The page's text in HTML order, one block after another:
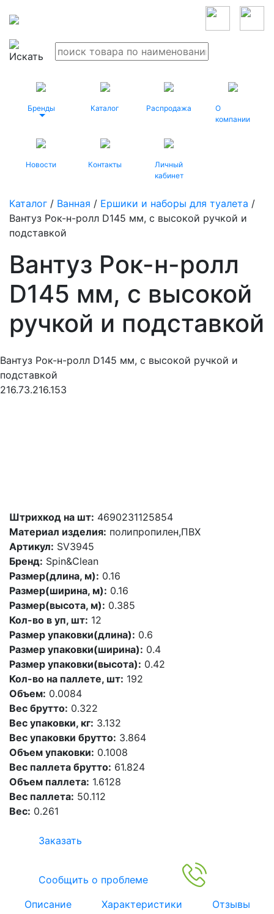
Бренды Каталог Распродажа
О
компании
Новости Контакты
Личный
кабинет
Каталог / Ванная / Ершики и наборы для туалета /
Вантуз Рок-н-ролл D145 мм, с высокой ручкой и
подставкой
Вантуз Рок-н-ролл
D145 мм, с высокой
ручкой и подставкой
Вантуз Рок-н-ролл D145 мм, с высокой ручкой и
подставкой
216.73.216.153
Штрихкод на шт: 4690231125854
Материал изделия: полипропилен,ПВХ
Артикул: SV3945
Бренд: Spin&Clean
Размер(длина, м): 0.16
Размер(ширина, м): 0.16
Размер(высота, м): 0.385
Кол-во в уп, шт: 12
Размер упаковки(длина): 0.6
Размер упаковки(ширина): 0.4
Размер упаковки(высота): 0.42
Кол-во на паллете, шт: 192
Объем: 0.0084
Вес брутто: 0.322
Вес упаковки, кг: 3.132
Вес упаковки брутто: 3.864
Объем упаковки: 0.1008
Вес паллета брутто: 61.824
Объем паллета: 1.6128
Вес паллета: 50.112
Вес: 0.261
Заказать
Сообщить о проблеме
Описание
Характеристики
Отзывы